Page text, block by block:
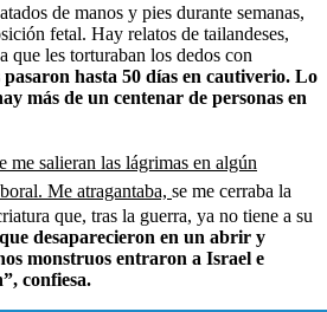
de manos y pies durante semanas,
fetal. Hay relatos de tailandeses,
que les torturaban los dedos con
hasta 50 días en cautiverio. Lo
más de un centenar de personas en
me salieran las lágrimas en algún
Me atragantaba, se me cerraba la
que, tras la guerra, ya no tiene a su
desaparecieron en un abrir y
monstruos entraron a Israel e
confiesa.